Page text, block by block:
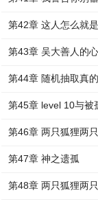
第42章 这人怎么就
第43章 吴大善人的
第44章 随机抽取真
第45章 level 10与被
第46章 两只狐狸两
第47章 神之遗孤
第48章 两只狐狸两